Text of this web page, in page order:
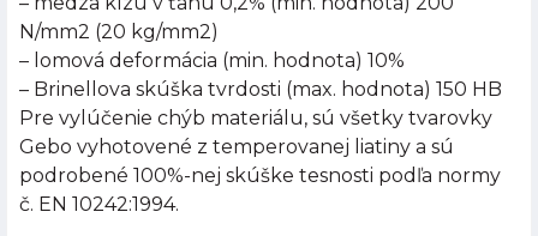
N/mm2 (20 kg/mm2)
– lomová deformácia (min. hodnota) 10%
– Brinellova skúška tvrdosti (max. hodnota) 150 HB
Pre vylúčenie chýb materiálu, sú všetky tvarovky
Gebo vyhotovené z temperovanej liatiny a sú
podrobené 100%-nej skúške tesnosti podľa normy
č. EN 10242:1994.